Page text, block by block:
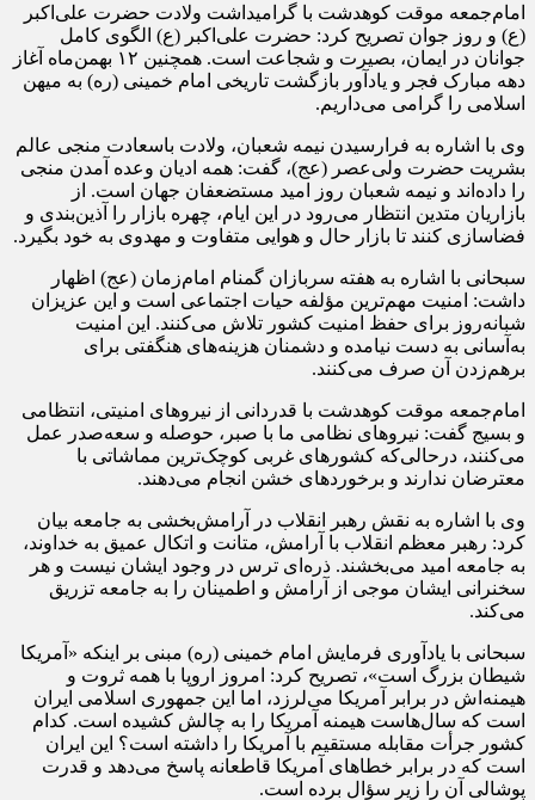
امام‌جمعه موقت کوهدشت با گرامیداشت ولادت حضرت علی‌اکبر
(ع) و روز جوان تصریح کرد: حضرت علی‌اکبر (ع) الگوی کامل
جوانان در ایمان، بصیرت و شجاعت است. همچنین ۱۲ بهمن‌ماه آغاز
دهه مبارک فجر و یادآور بازگشت تاریخی امام خمینی (ره) به میهن
اسلامی را گرامی می‌داریم.
وی با اشاره به فرارسیدن نیمه شعبان، ولادت باسعادت منجی عالم
بشریت حضرت ولی‌عصر (عج)، گفت: همه ادیان وعده آمدن منجی
را داده‌اند و نیمه شعبان روز امید مستضعفان جهان است. از
بازاریان متدین انتظار می‌رود در این ایام، چهره بازار را آذین‌بندی و
فضاسازی کنند تا بازار حال و هوایی متفاوت و مهدوی به خود بگیرد.
سبحانی با اشاره به هفته سربازان گمنام امام‌زمان (عج) اظهار
داشت: امنیت مهم‌ترین مؤلفه حیات اجتماعی است و این عزیزان
شبانه‌روز برای حفظ امنیت کشور تلاش می‌کنند. این امنیت
به‌آسانی به دست نیامده و دشمنان هزینه‌های هنگفتی برای
برهم‌زدن آن صرف می‌کنند.
امام‌جمعه موقت کوهدشت با قدردانی از نیروهای امنیتی، انتظامی
و بسیج گفت: نیروهای نظامی ما با صبر، حوصله و سعه‌صدر عمل
می‌کنند، درحالی‌که کشورهای غربی کوچک‌ترین مماشاتی با
معترضان ندارند و برخوردهای خشن انجام می‌دهند.
وی با اشاره به نقش رهبر انقلاب در آرامش‌بخشی به جامعه بیان
کرد: رهبر معظم انقلاب با آرامش، متانت و اتکال عمیق به خداوند،
به جامعه امید می‌بخشند. ذره‌ای ترس در وجود ایشان نیست و هر
سخنرانی ایشان موجی از آرامش و اطمینان را به جامعه تزریق
می‌کند.
سبحانی با یادآوری فرمایش امام خمینی (ره) مبنی بر اینکه «آمریکا
شیطان بزرگ است»، تصریح کرد: امروز اروپا با همه ثروت و
هیمنه‌اش در برابر آمریکا می‌لرزد، اما این جمهوری اسلامی ایران
است که سال‌هاست هیمنه آمریکا را به چالش کشیده است. کدام
کشور جرأت مقابله مستقیم با آمریکا را داشته است؟ این ایران
است که در برابر خطاهای آمریکا قاطعانه پاسخ می‌دهد و قدرت
پوشالی آن را زیر سؤال برده است.